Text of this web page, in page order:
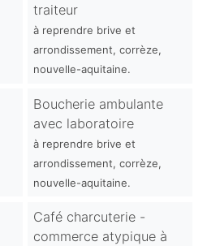
traiteur
à reprendre brive et
arrondissement, corrèze,
nouvelle-aquitaine.
Boucherie ambulante
avec laboratoire
à reprendre brive et
arrondissement, corrèze,
nouvelle-aquitaine.
Café charcuterie -
commerce atypique à